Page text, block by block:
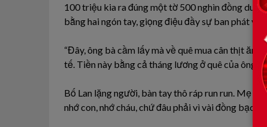
100 triệu kia ra đúng một tờ 500 nghìn đồng duy
bằng hai ngón tay, giọng điệu đầy sự ban phát và
“Đây, ông bà cầm lấy mà về quê mua cân thịt ăn
tế. Tiền này bằng cả tháng lương ở quê của ông
Bố Lan lặng người, bàn tay thô ráp run run. Mẹ
nhớ con, nhớ cháu, chứ đâu phải vì vài đồng bạc